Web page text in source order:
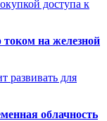
доступа к
на железной
развивать для
облачность